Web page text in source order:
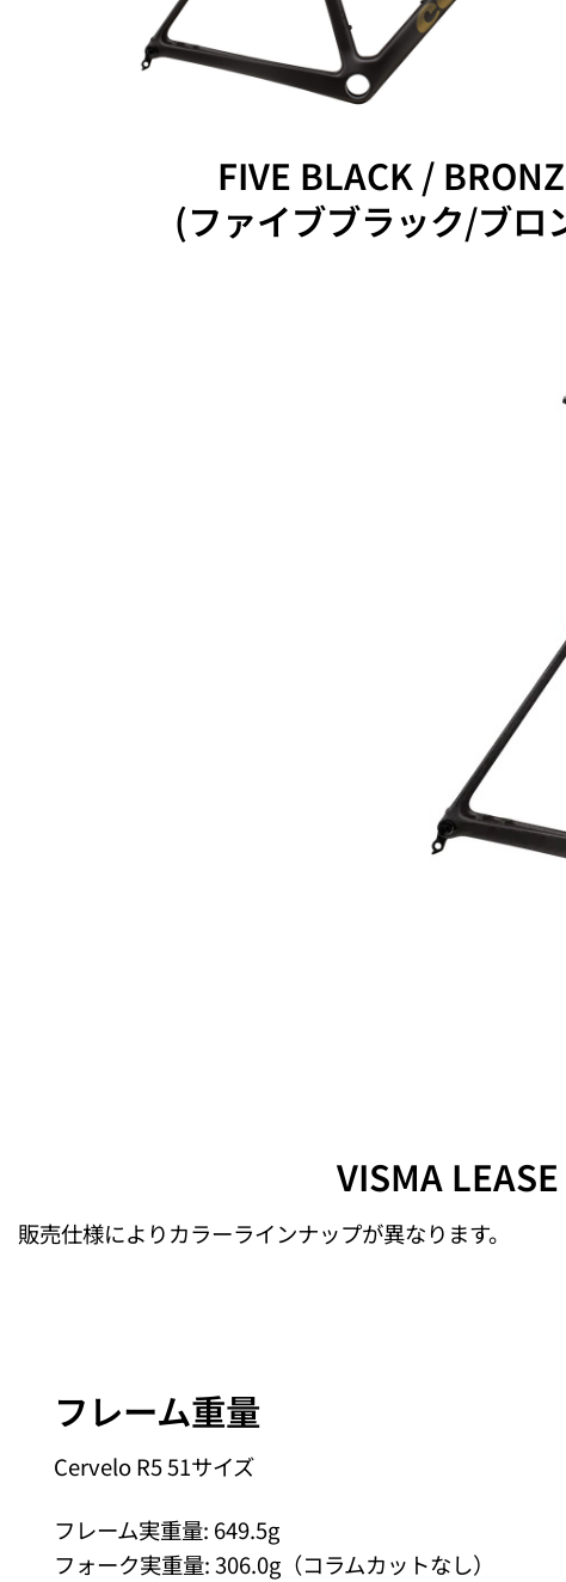
FIVE BLACK /
(ファイブブラック/ブロ
VISMA
販売仕様によりカラーラインナップが異なります。
フレーム重量
Cervelo R5 51サイズ
フレーム実重量: 649.5g
フォーク実重量: 306.0g（コラムカットなし）